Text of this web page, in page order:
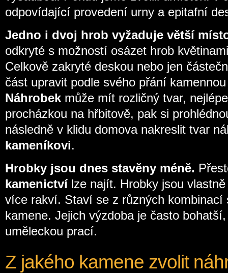
odpovídající provedení urny a epitafní
Jedno i dvoj hrob vyžaduje větší
odkryté s možností osázet hrob
Celkově zakryté deskou nebo jen
část upravit podle svého přání
Náhrobek může mít rozličný tvar,
procházkou na hřbitově, pak si
následně v klidu domova nakreslit tvar
kameníkovi.
Hrobky jsou dnes stavěny méně.
kamenictvílze najít. Hrobky jsou
více rakví. Staví se z různých kombinací
kamene. Jejich výzdoba je často
uměleckou prací.
Z jakého kamene zvolit